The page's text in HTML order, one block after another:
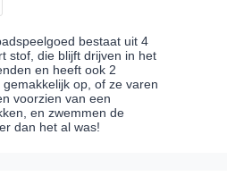
bestaat uit 4
stof, die blijft drijven in het
en heeft ook 2
op, of ze varen
voorzien van een
en zwemmen de
dan het al was!